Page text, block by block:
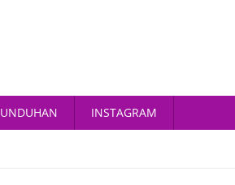
UNDUHAN INSTAGRAM